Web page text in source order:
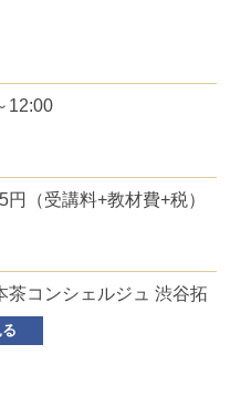
12:00
（受講料+教材費+税）
茶コンシェルジュ 渋谷拓